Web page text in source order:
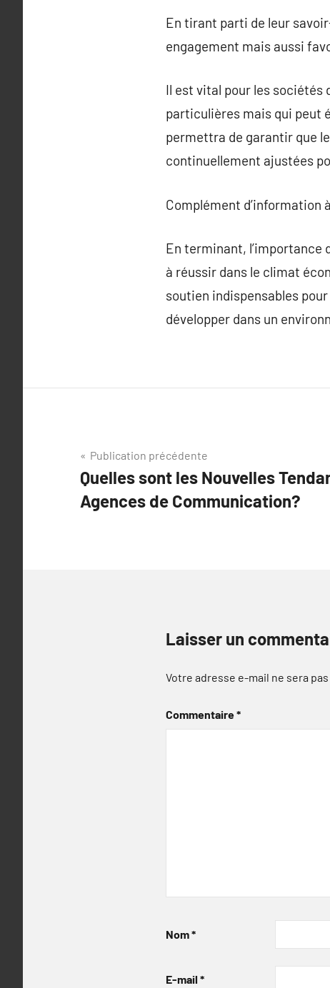
En tirant parti de leur
engagement mais aussi
Il est vital pour les sociétés
particulières mais qui peut
permettra de garantir que
continuellement ajustées
Complément d’information
En terminant, l’importance
à réussir dans le climat
soutien indispensables
développer dans un
Navigation
de
l’article
Publication précédente
Quelles sont les Nouvelles
Agences de Communication?
Laisser un
Votre adresse e-mail ne sera pas
Commentaire*
Nom*
E-mail *